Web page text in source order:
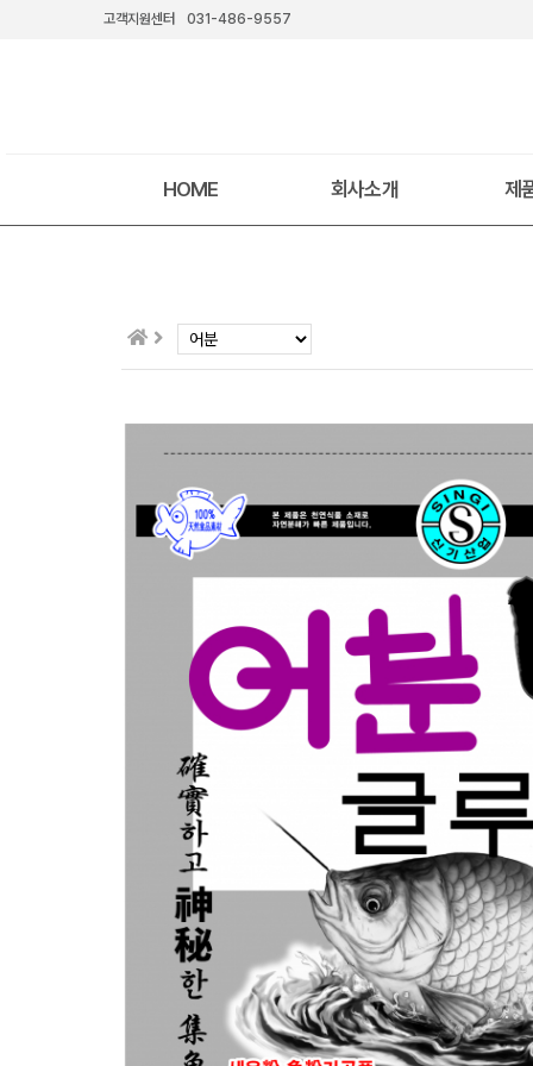
고객지원센터 031-486-9557
HOME 회사소개 제